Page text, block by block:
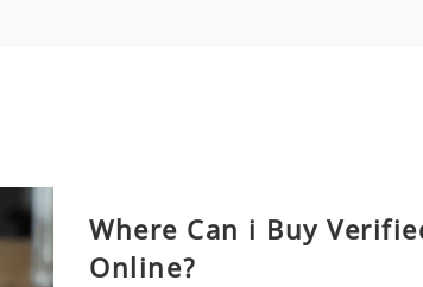
Where Can i Buy
Online?